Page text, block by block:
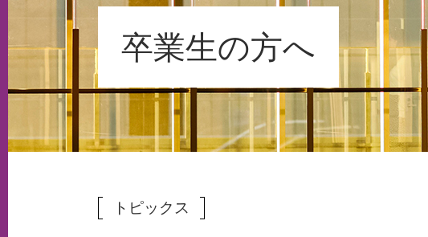
卒業生の方へ
トピックス